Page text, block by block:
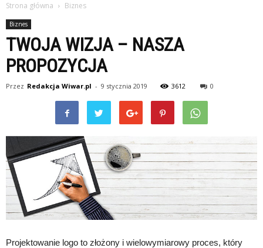
Strona główna Biznes
Biznes
TWOJA WIZJA – NASZA
PROPOZYCJA
Przez Redakcja Wiwar.pl - 9 stycznia 2019 3612 0
Projektowanie logo to złożony i wielowymiarowy proces, który